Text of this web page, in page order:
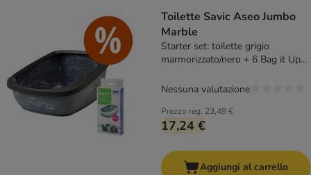
Toilette Savic Aseo Jumbo
Marble
Starter set: toilette grigio
marmorizzato/nero + 6 Bag it Up
Prezzo reg. 23,49 €
17,24 €
Nessuna valutazione
Aggiungi al carrello